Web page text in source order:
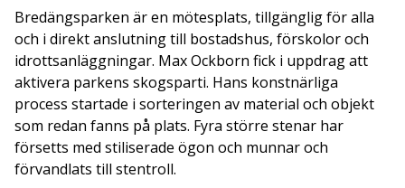
Bredängsparken är en mötesplats, tillgänglig för alla
och i direkt anslutning till bostadshus, förskolor och
idrottsanläggningar. Max Ockborn fick i uppdrag att
aktivera parkens skogsparti. Hans konstnärliga
process startade i sorteringen av material och objekt
som redan fanns på plats. Fyra större stenar har
försetts med stiliserade ögon och munnar och
förvandlats till stentroll.